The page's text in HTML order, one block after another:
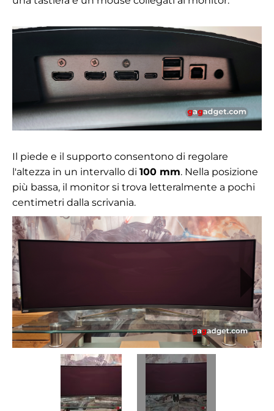
Il piede e il supporto consentono di regolare
l'altezza in un intervallo di 100 mm. Nella posizione
più bassa, il monitor si trova letteralmente a pochi
centimetri dalla scrivania.